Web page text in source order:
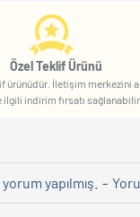
Özel Teklif Ürünü
ürünüdür. İletişim merkezini
ilgili indirim fırsatı sağlanabilir.
yapılmış. -